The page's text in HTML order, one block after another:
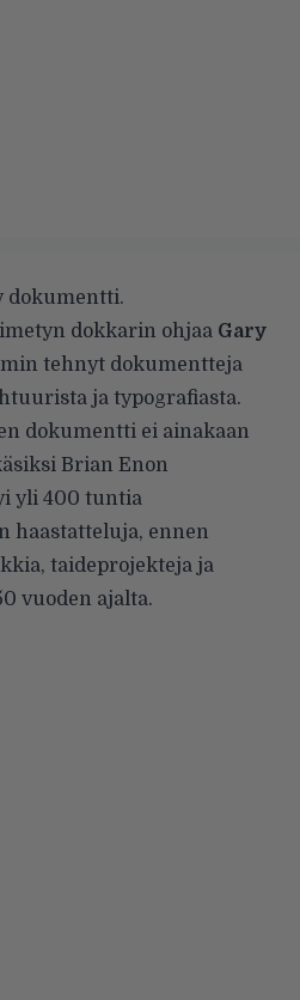
dokumentti.
dokkarin ohjaa Gary
tehnyt dokumentteja
ja typografiasta.
dokumentti ei ainakaan
Brian Enon
yli 400 tuntia
haastatteluja, ennen
taideprojekteja ja
vuoden ajalta.